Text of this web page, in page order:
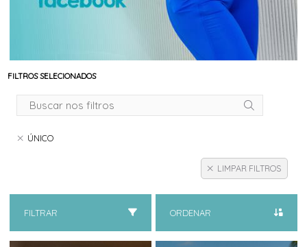
FILTROS SELECIONADOS
ÚNICO
LIMPAR FILTROS
FILTRAR ORDENAR